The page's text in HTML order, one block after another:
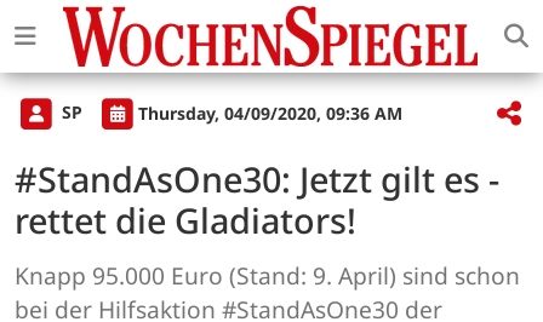
SP Thursday, 04/09/2020, 09:36 AM
#StandAsOne30: Jetzt gilt es -
rettet die Gladiators!
Knapp 95.000 Euro (Stand: 9. April) sind schon
bei der Hilfsaktion #StandAsOne30 der